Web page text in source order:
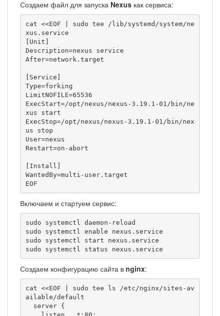
Создаем файл для запуска Nexus как сервиса:
cat <<EOF | sudo tee /lib/systemd/system/ne
xus.service
[Unit]
Description=nexus service
After=network.target
[Service]
Type=forking
LimitNOFILE=65536
ExecStart=/opt/nexus/nexus-3.19.1-01/bin/ne
xus start
ExecStop=/opt/nexus/nexus-3.19.1-01/bin/nex
us stop
User=nexus
Restart=on-abort
[Install]
WantedBy=multi-user.target
EOF
Включаем и стартуем сервис:
sudo systemctl daemon-reload
sudo systemctl enable nexus.service
sudo systemctl start nexus.service
sudo systemctl status nexus.service
Создаем конфигурацию сайта в nginx:
cat <<EOF | sudo tee ls /etc/nginx/sites-av
ailable/default